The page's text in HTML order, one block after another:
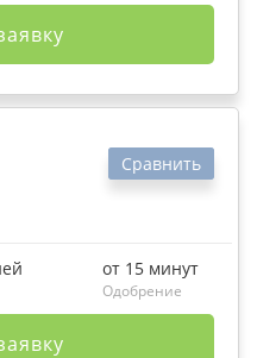
Сравнить
от 15 минут
Одобрение